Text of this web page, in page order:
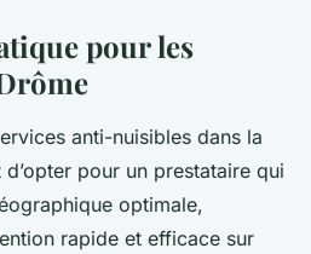
pour les
anti-nuisibles dans la
d’opter pour un prestataire qui
optimale,
rapide et efficace sur